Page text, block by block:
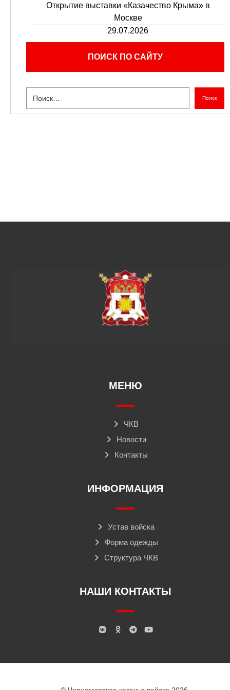
Открытие выставки «Казачество Крыма» в
Москве
29.07.2026
ПОИСК ПО САЙТУ
Поиск
МЕНЮ
ЧКВ
Новости
Контакты
ИНФОРМАЦИЯ
Устав войска
Форма одежды
Структура ЧКВ
НАШИ КОНТАКТЫ